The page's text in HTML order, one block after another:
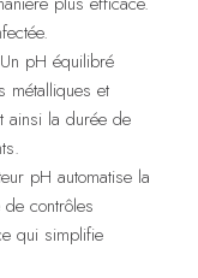
pH équilibré
métalliques et
ainsi la durée de
pH automatise la
contrôles
qui simplifie